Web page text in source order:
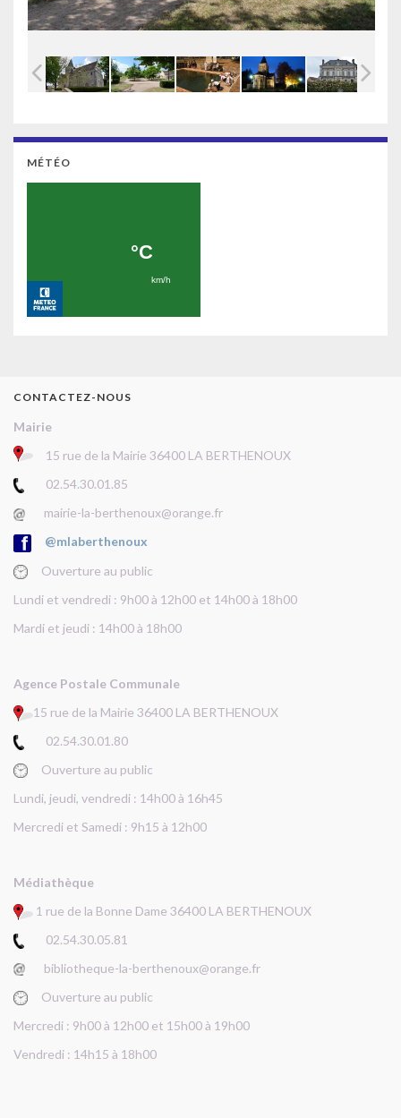
MÉTÉO
CONTACTEZ-NOUS
Mairie
15 rue de la Mairie 36400 LA BERTHENOUX
02.54.30.01.85
mairie-la-berthenoux@orange.fr
@mlaberthenoux
Ouverture au public
Lundi et vendredi : 9h00 à 12h00 et 14h00 à 18h00
Mardi et jeudi : 14h00 à 18h00
Agence Postale Communale
15 rue de la Mairie 36400 LA BERTHENOUX
02.54.30.01.80
Ouverture au public
Lundi, jeudi, vendredi : 14h00 à 16h45
Mercredi et Samedi : 9h15 à 12h00
Médiathèque
1 rue de la Bonne Dame 36400 LA BERTHENOUX
02.54.30.05.81
bibliotheque-la-berthenoux@orange.fr
Ouverture au public
Mercredi : 9h00 à 12h00 et 15h00 à 19h00
Vendredi : 14h15 à 18h00